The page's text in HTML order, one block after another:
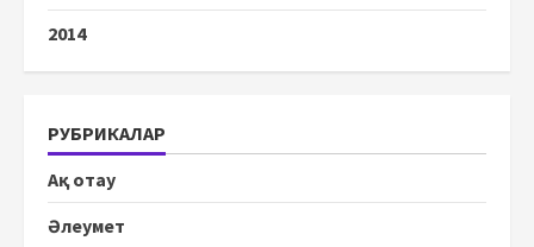
2014
РУБРИКАЛАР
Ақ отау
Әлеумет